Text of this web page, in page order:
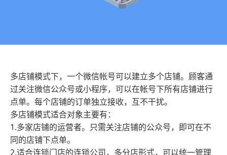
多店铺模式下，一个微信帐号可以建立多个店铺。顾客通
过关注微信公众号或小程序，可以在帐号下所有店铺进行
点单。每个店铺的订单独立接收，互不干扰。
多店铺模式适合对象主要有：
1.多家店铺的运营者。只需关注店铺的公众号，即可在不
同的店铺下点单。
2.适合连锁门店的连锁公司，多分店形式，可以统一管理